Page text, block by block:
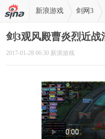
新浪游戏 剑网3
剑3观风殿曹炎烈近战
2017-01-28 06:30 新浪游戏